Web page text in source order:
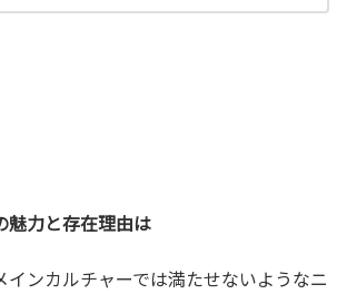
魅力と存在理由は
インカルチャーでは満たせないようなニ